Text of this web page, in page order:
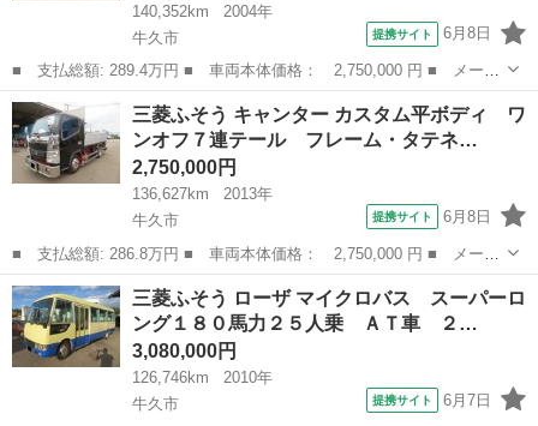
140,352km
2004年
牛久市
提携サイト 6月8日
■ 支払総額: 289.4万円 ■ 車両本体価格： 2,750,000 円 ■ メーカ
ー名： いすゞ ■ 車種名： エルフトラック ■ グレード名： 積
載車 日新工業スーパーキャリアＲＣウインチ付き フルオート操作
（ジャッ...
茨城 牛久市 その他
三菱ふそう キャンター カスタム平ボディ ワ
ンオフ７連テール フレーム・タテネ…
2,750,000円
136,627km
2013年
牛久市
提携サイト 6月8日
■ 支払総額: 286.8万円 ■ 車両本体価格： 2,750,000 円 ■ メーカ
ー名： 三菱ふそう ■ 車種名： キャンター ■ グレード名： カ
スタム平ボディ ワンオフ７連テール フレーム・タテネタラメ入り
オレンジ...
茨城 牛久市 その他
三菱ふそう ローザ マイクロバス スーパーロ
ング１８０馬力２５人乗 ＡＴ車 ２…
3,080,000円
126,746km
2010年
牛久市
提携サイト 6月7日